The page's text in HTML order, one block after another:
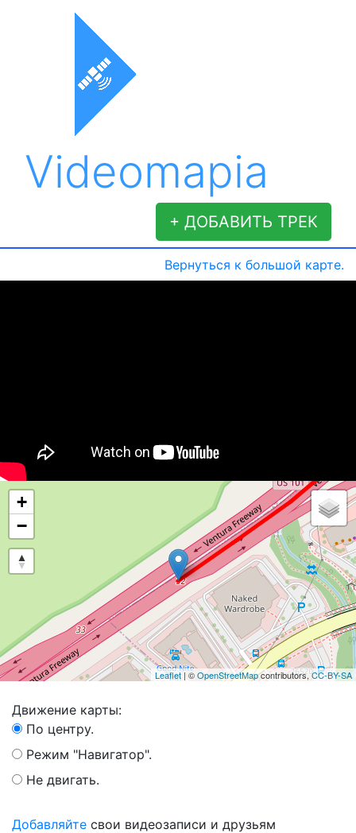
Videomapia
+ ДОБАВИТЬ ТРЕК
Вернуться к большой карте.
+
−
Leaflet| ©OpenStreetMapcontributors,CC-BY-SA
Движение карты:
По центру.
Режим "Навигатор".
Не двигать.
Добавляйте свои видеозаписи и друзьям